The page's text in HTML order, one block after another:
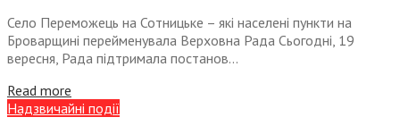
Село Переможець на Сотницьке – які населені пункти на
Броварщині перейменувала Верховна Рада Сьогодні, 19
вересня, Рада підтримала постанов...
Read more
Надзвичайні події